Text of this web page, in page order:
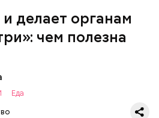
делает органам
чем полезна
Еда
нежная и забирает
сахара и соли тяжелых
большом количестве) —
женщинам,
нервная трубка у
принимать для
— это
держит сосуды под
более 300 реакций
положительно влияет на